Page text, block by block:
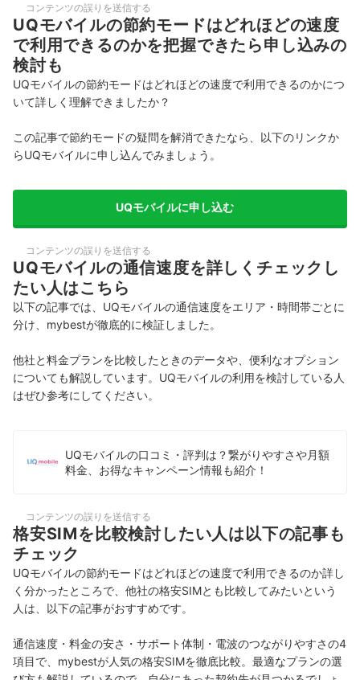
コンテンツの誤りを送信する
UQモバイルの節約モードはどれほどの速度
で利用できるのかを把握できたら申し込みの
検討も
UQモバイルの節約モードはどれほどの速度で利用できるのかにつ
いて詳しく理解できましたか？
この記事で節約モードの疑問を解消できたなら、以下のリンクか
らUQモバイルに申し込んでみましょう。
UQモバイルに申し込む
コンテンツの誤りを送信する
UQモバイルの通信速度を詳しくチェックし
たい人はこちら
以下の記事では、UQモバイルの通信速度をエリア・時間帯ごとに
分け、mybestが徹底的に検証しました。
他社と料金プランを比較したときのデータや、便利なオプション
についても解説しています。UQモバイルの利用を検討している人
はぜひ参考にしてください。
UQモバイルの口コミ・評判は？繋がりやすさや月額
料金、お得なキャンペーン情報も紹介！
コンテンツの誤りを送信する
格安SIMを比較検討したい人は以下の記事も
チェック
UQモバイルの節約モードはどれほどの速度で利用できるのか詳し
く分かったところで、他社の格安SIMとも比較してみたいという
人は、以下の記事がおすすめです。
通信速度・料金の安さ・サポート体制・電波のつながりやすさの4
項目で、mybestが人気の格安SIMを徹底比較。最適なプランの選